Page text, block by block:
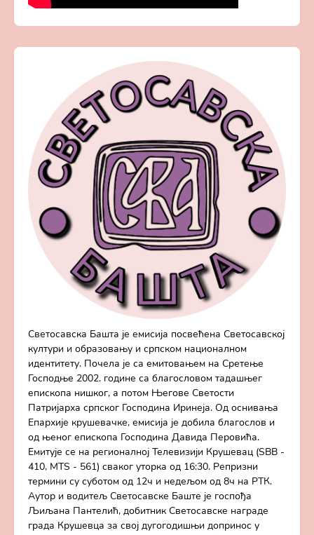
Светосавска Башта је емисија посвећена Светосавској
култури и образовању и српском националном
идентитету. Почела је са емитовањем на Сретење
Господње 2002. године са благословом тадашњег
епископа нишког, а потом Његове Светости
Патријарха српског Господина Иринеја. Од оснивања
Епархије крушевачке, емисија је добила благослов и
од њеног епископа Господина Давида Перовића.
Емитује се на регионалној Телевизији Крушевац (SBB -
410, MTS - 561) сваког уторка од 16:30. Репризни
термини су суботом од 12ч и недељом од 8ч на РТК.
Аутор и водитељ Светосавске Баште је госпођа
Љиљана Пантелић, добитник Светосавске награде
града Крушевца за свој дугогодишњи допринос у